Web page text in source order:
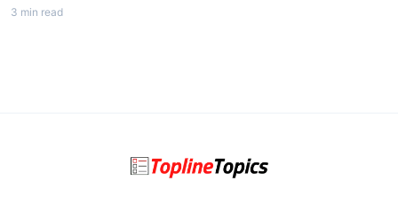
3 min read